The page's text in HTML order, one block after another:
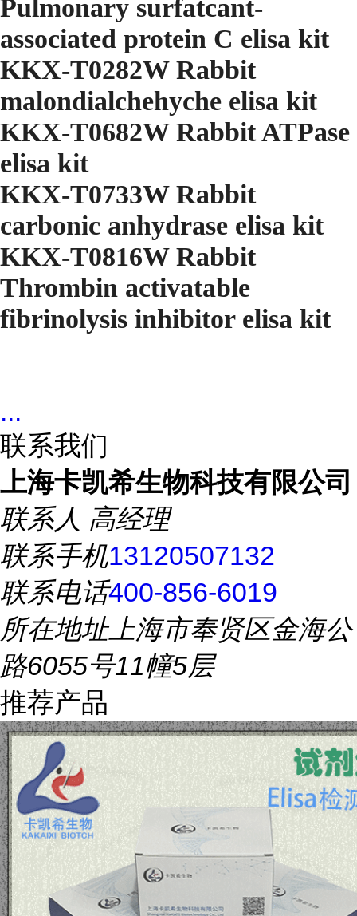
Pulmonary surfatcant-
associated protein C elisa kit
KKX-T0282W Rabbit
malondialchehyche elisa kit
KKX-T0682W Rabbit ATPase
elisa kit
KKX-T0733W Rabbit
carbonic anhydrase elisa kit
KKX-T0816W Rabbit
Thrombin activatable
fibrinolysis inhibitor elisa kit
...
联系我们
上海卡凯希生物科技有限公司
联系人 高经理
联系手机13120507132
联系电话400-856-6019
所在地址上海市奉贤区金海公
路6055号11幢5层
推荐产品